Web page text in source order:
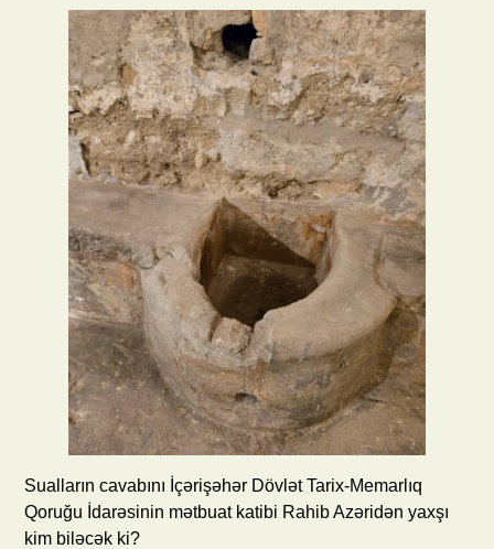
Sualların cavabını İçərişəhər Dövlət Tarix-Memarlıq
Qoruğu İdarəsinin mətbuat katibi Rahib Azəridən yaxşı
kim biləcək ki?